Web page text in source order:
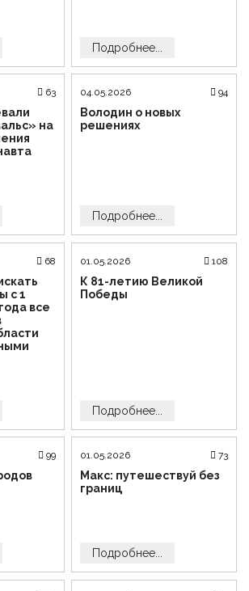
Подробнее...
63
на
04.05.2026 94
Володин о новых
решениях
Подробнее...
68
с 1
все
01.05.2026 108
К 81-летию Великой
Победы
Подробнее...
99 01.05.2026 73
Макс: путешествуй без
границ
Подробнее...